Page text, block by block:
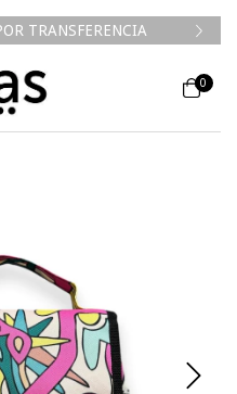
TRANSFERENCIA
0